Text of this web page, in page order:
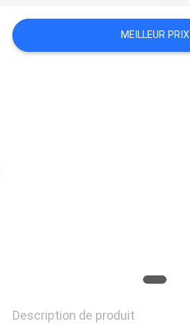
DEMANDEZ
UNE
MEILLEUR PRIX
Description de produit